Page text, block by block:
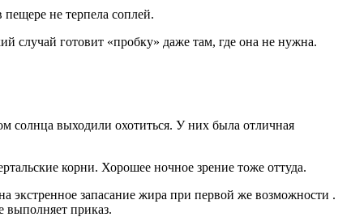
не терпела соплей.
случай готовит «пробку» даже там, где она не нужна.
солнца выходили охотиться. У них была отличная
корни. Хорошее ночное зрение тоже оттуда.
экстренное запасание жира при первой же возможности .
выполняет приказ.